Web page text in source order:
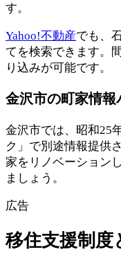
す。
Yahoo!不動産でも、
てを検索できます。
り込みが可能です。
金沢市の町家情報
金沢市では、昭和25
ク」で別途情報提供
家をリノベーション
ましょう。
広告
移住支援制度